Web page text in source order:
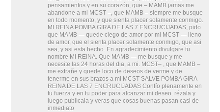
pensamientos y en su corazón, que – MAMB jamas me
abandone a mi MCST –, que MAMB – siempre me busque
en todo momento, y que sienta placer solamente conmigo.
MI REINA POMBA GIRA DE LAS 7 ENCRUCIJADAS, pido
que MAMB — quede ciego de amor por mi MCST — lleno
de amor, que el sienta placer solamente conmigo, que asi
sea, y asi esta hecho. En agradecimiento divulgare tu
nombre MI REINA. Que MAMB — me busque y me
necesite las 24 horas del dia, a mi. MCST– , que MAMB –
me extrañe y quede loco de deseos de verme y de
tenerme en sus brazos a mi MCST SALVE POMBA GIRA
REINA DE LAS 7 ENCRUCIJADAS Confío plenamente en
tu fuerza y en tu poder para alcanzar mi deseo. rézala y
luego publícala y veras que cosas buenas pasan casi de
inmediato